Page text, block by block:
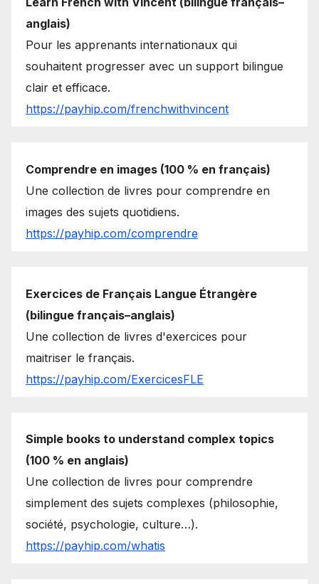
anglais)
Pour les apprenants internationaux qui
souhaitent progresser avec un support bilingue
clair et efficace.
https://payhip.com/frenchwithvincent
Comprendre en images (100 % en français)
Une collection de livres pour comprendre en
images des sujets quotidiens.
https://payhip.com/comprendre
Exercices de Français Langue Étrangère
(bilingue français–anglais)
Une collection de livres d'exercices pour
maitriser le français.
https://payhip.com/ExercicesFLE
Simple books to understand complex topics
(100 % en anglais)
Une collection de livres pour comprendre
simplement des sujets complexes (philosophie,
société, psychologie, culture…).
https://payhip.com/whatis